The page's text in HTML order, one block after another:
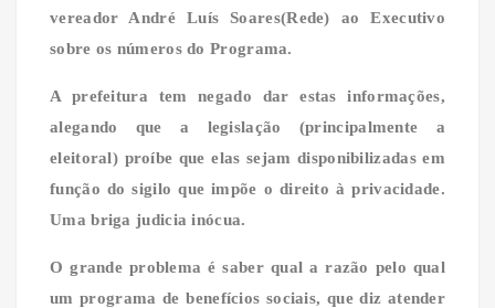
vereador André Luís Soares(Rede) ao Executivo
sobre os números do Programa.
A prefeitura tem negado dar estas informações,
alegando que a legislação (principalmente a
eleitoral) proíbe que elas sejam disponibilizadas em
função do sigilo que impõe o direito à privacidade.
Uma briga judicia inócua.
O grande problema é saber qual a razão pelo qual
um programa de benefícios sociais, que diz atender